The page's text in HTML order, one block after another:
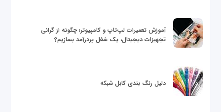
آموزش تعمیرات لپ‌تاپ و کامپیوتر؛ چگونه از گرانی
تجهیزات دیجیتال، یک شغل پردرآمد بسازیم؟
دلیل رنگ بندی کابل شبکه